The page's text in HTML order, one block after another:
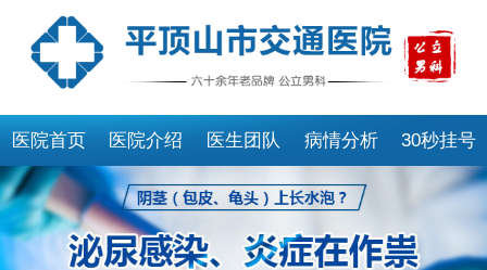
医院首页 医院介绍 医生团队 病情分析 30秒挂号